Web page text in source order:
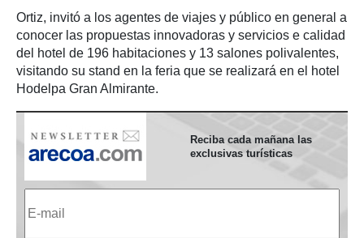
Ortiz, invitó a los agentes de viajes y público en general a
conocer las propuestas innovadoras y servicios e calidad
del hotel de 196 habitaciones y 13 salones polivalentes,
visitando su stand en la feria que se realizará en el hotel
Hodelpa Gran Almirante.
Reciba cada mañana las
exclusivas turísticas